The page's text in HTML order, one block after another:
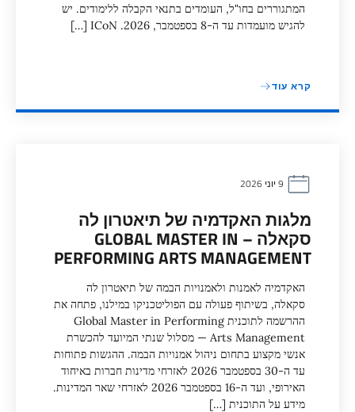
המתגוררים בחו"ל, העומדים בתנאי הקבלה ללימודים. יש
להגיש מועמדות עד ה-8 בספטמבר, 2026. ICoN […]
קרא עוד
מלגות האקדמיה של תיאטרון לה
סקאלה – GLOBAL MASTER IN
PERFORMING ARTS MANAGEMENT
האקדמיה לאמנות ולאמנויות הבמה של תיאטרון לה
סקאלה, בשיתוף פעולה עם הפוליטכניקו במילנו, פתחה את
ההרשמה לתוכנית Global Master in Performing
Arts Management — מסלול שנתי המיועד להכשרת
אנשי מקצוע בתחום ניהול אמנויות הבמה. ההגשות פתוחות
עד ה-30 בספטמבר 2026 לאזרחי מדינות חברות באיחוד
האירופי, ועד ה-16 בספטמבר 2026 לאזרחי שאר המדינות.
מידע על התוכנית […]